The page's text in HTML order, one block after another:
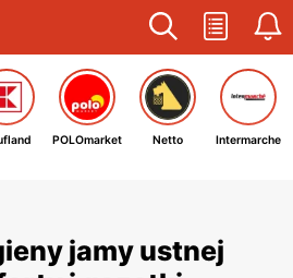
POLOmarket Netto Intermarche
jamy ustnej